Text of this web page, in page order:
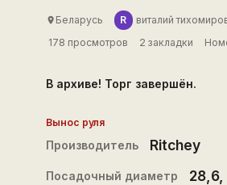
place Беларусь R
виталий
178 просмотров
2 закладки
В архиве! Торг завершён.
Вынос руля
Производитель Ritchey
Посадочный диаметр 28,6,